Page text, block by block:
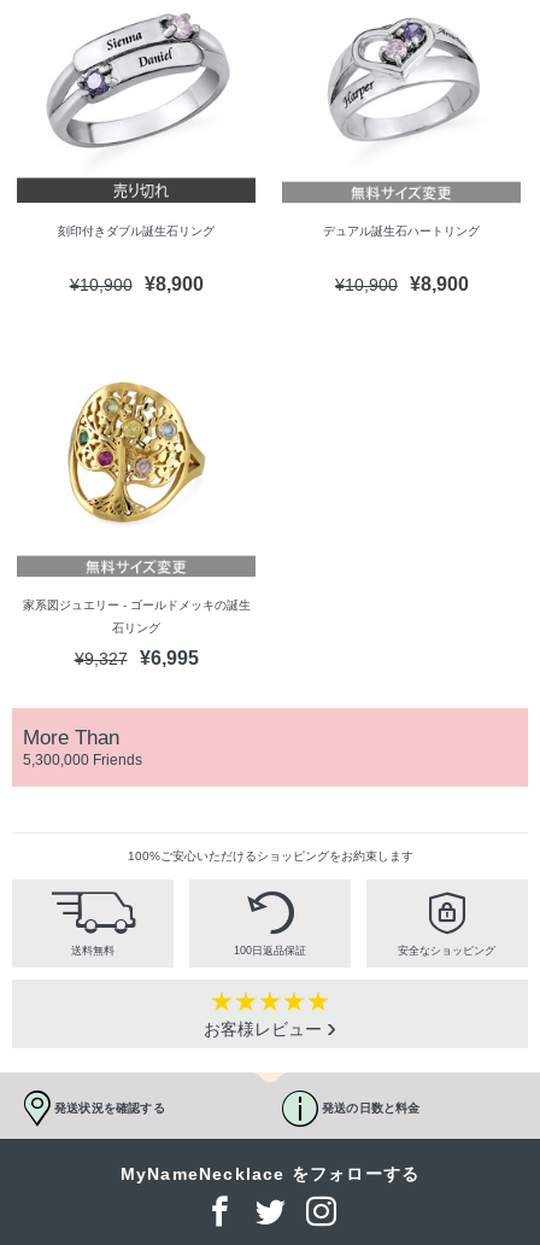
刻印付きダブル誕生石リング
¥10,900 ¥8,900
デュアル誕生石ハートリング
¥10,900 ¥8,900
家系図ジュエリー - ゴールドメッキの誕生
石リング
¥9,327 ¥6,995
More Than
5,300,000 Friends
100%ご安心いただけるショッピングをお約束します
送料無料 100日返品保証 安全なショッピング
お客様レビュー
発送状況を確認する 発送の日数と料金
MyNameNecklace をフォローする